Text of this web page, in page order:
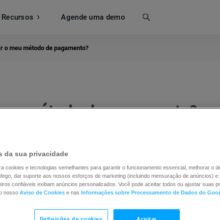
Recursos Agende uma demo
Busca
o meu método de pagamento?
método de pagamento?
nossa equipe de atendimento, mediante solicitação.
Emaile nosso agente irá ajudá-lo a alterar o método de
conosco para obter informações sobre os
aceitamos, clique emaqui.
da sua privacidade
cookies e tecnologias semelhantes para garantir o funcionamento essencial, melhorar o
dar suporte aos nossos esforços de marketing (incluindo mensuração de anúncios) e
confiáveis exibam anúncios personalizados. Você pode aceitar todos ou ajustar suas
nosso Aviso de Cookies e nas Informações sobre Processamento de Dados do